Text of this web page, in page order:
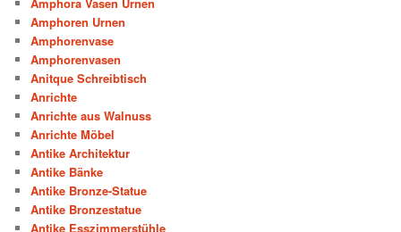
Amphoren Urnen
Amphorenvase
Amphorenvasen
Anitque Schreibtisch
Anrichte
Anrichte aus Walnuss
Anrichte Möbel
Antike Architektur
Antike Bänke
Antike Bronze-Statue
Antike Bronzestatue
Antike Esszimmerstühle